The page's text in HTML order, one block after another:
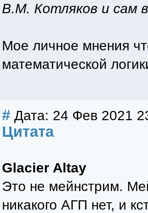
В.М. Котляков и сам
Мое личное мнения
математической
# Дата: 24 Фев 2021
Цитата
Glacier Altay
Это не мейнстрим.
никакого АГП нет, и